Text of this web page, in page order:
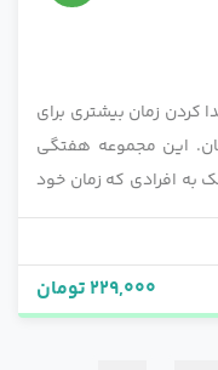
کردن زمان بیشتری برای
این مجموعه هفتگی
به افرادی که زمان خود
تر می شوند، فراهم می
229,000 تومان